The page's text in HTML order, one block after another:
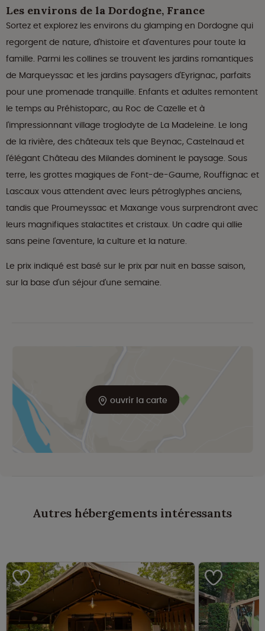
Les environs de la Dordogne, France
Sortez et explorez les environs du glamping en Dordogne qui
regorgent de nature, d'histoire et d'aventures pour toute la
famille. Parmi les collines se trouvent les jardins romantiques
de Marqueyssac et les jardins paysagers d'Eyrignac, parfaits
pour une promenade tranquille. Enfants et adultes remontent
le temps au Préhistoparc, au Roc de Cazelle et à
l'impressionnant village troglodyte de La Madeleine. Le long
de la rivière, des châteaux tels que Beynac, Castelnaud et
l'élégant Château des Milandes dominent le paysage. Sous
terre, les grottes magiques de Font-de-Gaume, Rouffignac et
Lascaux vous attendent avec leurs pétroglyphes anciens,
tandis que Proumeyssac et Maxange vous surprendront avec
leurs magnifiques stalactites et cristaux. Un cadre qui allie
sans peine l'aventure, la culture et la nature.
Le prix indiqué est basé sur le prix par nuit en basse saison,
sur la base d'un séjour d'une semaine.
ouvrir la carte
Autres hébergements intéressants